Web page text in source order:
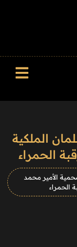
الملكية
الحمراء
الأمير محمد
الحمراء